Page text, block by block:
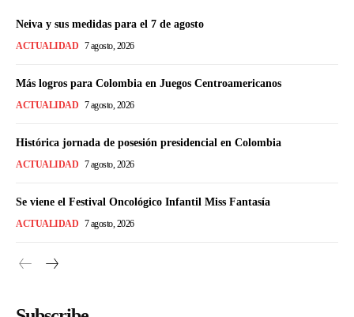
Neiva y sus medidas para el 7 de agosto
ACTUALIDAD 7 agosto, 2026
Más logros para Colombia en Juegos Centroamericanos
ACTUALIDAD 7 agosto, 2026
Histórica jornada de posesión presidencial en Colombia
ACTUALIDAD 7 agosto, 2026
Se viene el Festival Oncológico Infantil Miss Fantasía
ACTUALIDAD 7 agosto, 2026